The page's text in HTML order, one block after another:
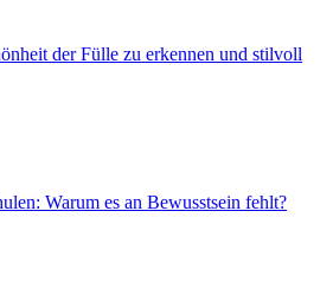
der Fülle zu erkennen und stilvoll
Warum es an Bewusstsein fehlt?